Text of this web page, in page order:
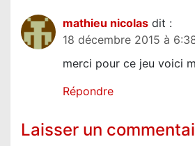
mathieu nicolas dit :
18 décembre 2015 à
merci pour ce jeu voici
Répondre
Laisser un